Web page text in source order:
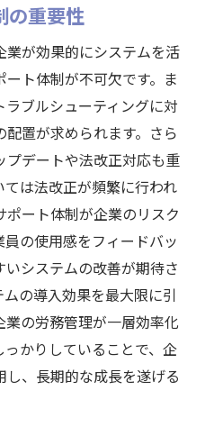
の重要性
が効果的にシステムを活
ト体制が不可欠です。ま
ブルシューティングに対
置が求められます。さら
プデートや法改正対応も重
は法改正が頻繁に行われ
ート体制が企業のリスク
の使用感をフィードバッ
システムの改善が期待さ
の導入効果を最大限に引
の労務管理が一層効率化
かりしていることで、企
、長期的な成長を遂げる